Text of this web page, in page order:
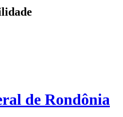
de Rondônia